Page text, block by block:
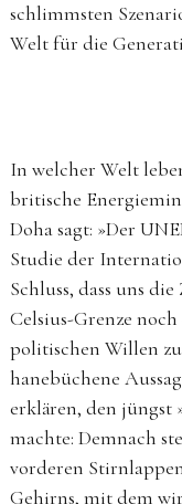
schlimmsten
Welt für die
In welcher Welt
britische
Doha sagt: »Der
Studie der
Schluss, dass uns
Celsius-Grenze
politischen Willen
hanebüchene
erklären, den jüngst
machte: Demnach
vorderen
Gehirns, mit dem